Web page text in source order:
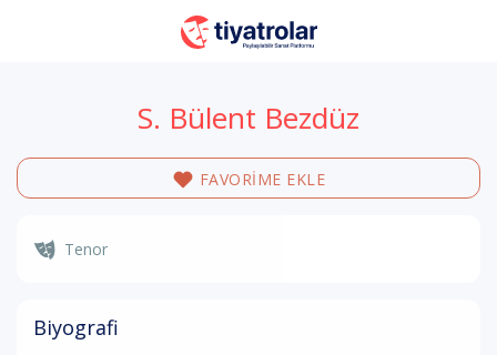
S. Bülent Bezdüz
FAVORİME EKLE
Tenor
Biyografi